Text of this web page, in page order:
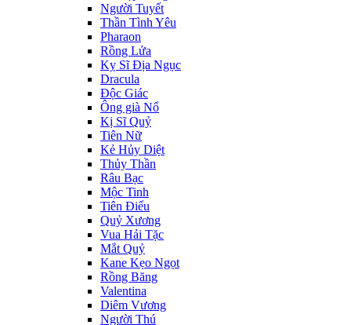
Người Tuyết
Thần Tình Yêu
Pharaon
Rồng Lửa
Kỵ Sĩ Địa Ngục
Dracula
Độc Giác
Ông già Nổ
Kị Sĩ Quỷ
Tiên Nữ
Kẻ Hủy Diệt
Thủy Thần
Râu Bạc
Mộc Tinh
Tiên Điểu
Quỷ Xương
Vua Hải Tặc
Mắt Quỷ
Kane Kẹo Ngọt
Rồng Băng
Valentina
Diêm Vương
Người Thú